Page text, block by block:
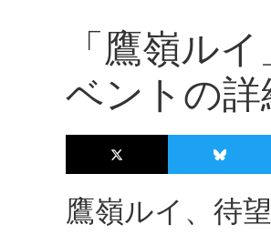
「鷹嶺ル
ベントの詳
鷹嶺ルイ、待